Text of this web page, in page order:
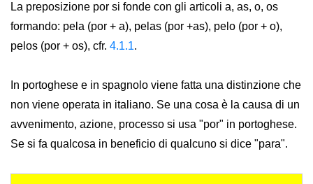
La preposizione por si fonde con gli articoli a, as, o, os
formando: pela (por + a), pelas (por +as), pelo (por + o),
pelos (por + os), cfr. 4.1.1.
In portoghese e in spagnolo viene fatta una distinzione che
non viene operata in italiano. Se una cosa è la causa di un
avvenimento, azione, processo si usa "por" in portoghese.
Se si fa qualcosa in beneficio di qualcuno si dice "para".